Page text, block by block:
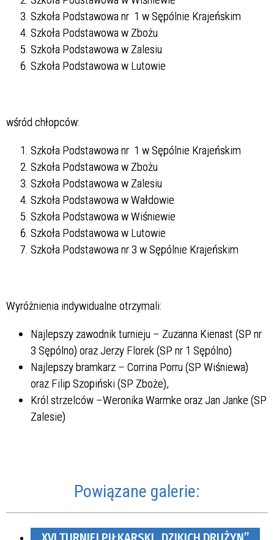
Szkoła Podstawowa nr 1 w Sępólnie Krajeńskim
Szkoła Podstawowa w Zbożu
Szkoła Podstawowa w Zalesiu
Szkoła Podstawowa w Lutowie
wśród chłopców:
Szkoła Podstawowa nr 1 w Sępólnie Krajeńskim
Szkoła Podstawowa w Zbożu
Szkoła Podstawowa w Zalesiu
Szkoła Podstawowa w Wałdowie
Szkoła Podstawowa w Wiśniewie
Szkoła Podstawowa w Lutowie
Szkoła Podstawowa nr 3 w Sępólnie Krajeńskim
Wyróżnienia indywidualne otrzymali:
Najlepszy zawodnik turnieju – Zuzanna Kienast (SP nr
3 Sępólno) oraz Jerzy Florek (SP nr 1 Sępólno)
Najlepszy bramkarz – Corrina Porru (SP Wiśniewa)
oraz Filip Szopiński (SP Zboże),
Król strzelców –Weronika Warmke oraz Jan Janke (SP
Zalesie)
Powiązane galerie: